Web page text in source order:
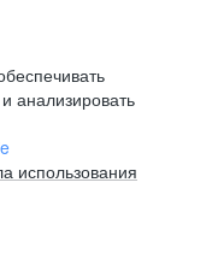
анализировать
использования